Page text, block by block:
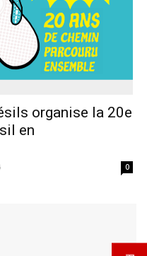
organise la 20e
en
0